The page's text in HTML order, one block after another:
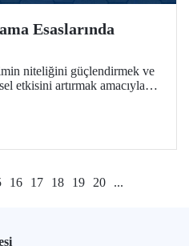
Esaslarında
niteliğini güçlendirmek ve
etkisini artırmak amacıyla
16 17 18 19 20 ...